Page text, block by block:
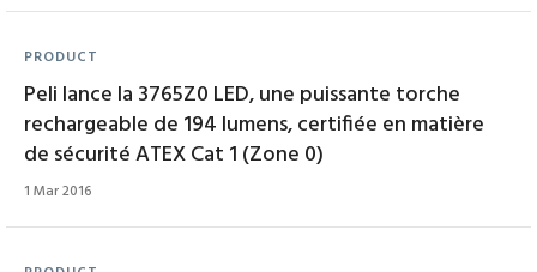
PRODUCT
Peli lance la 3765Z0 LED, une puissante torche
rechargeable de 194 lumens, certifiée en matière
de sécurité ATEX Cat 1 (Zone 0)
1 Mar 2016